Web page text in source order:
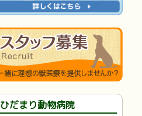
ひだまり動物病院